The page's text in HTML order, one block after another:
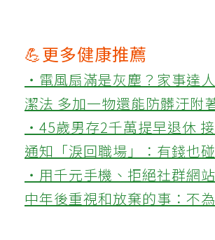
💪更多健康推薦
‧電風扇滿是灰塵？家事達
潔法 多加一物還能防髒汙附
‧45歲男存2千萬提早退休
通知「淚回職場」：有錢也
‧用千元手機、拒絕社群網
中年後重視和放棄的事：不